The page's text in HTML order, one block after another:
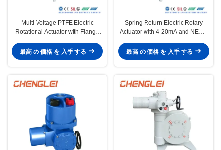
Multi-Voltage PTFE Electric
Rotational Actuator with Flange
Valve/Damper/HVAC Applications
最高 の 価格 を 入手 する
Spring Return Electric Rotary
Actuator with 4-20mA and NEMA
Actuator
最高 の 価格 を 入手 する